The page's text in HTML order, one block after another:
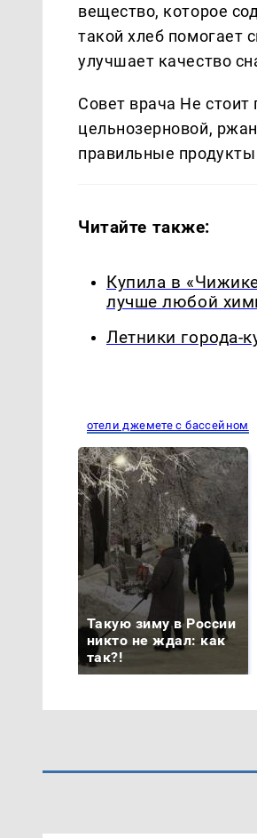
вещество, которое
такой хлеб помогает
улучшает качество
Совет врача Не
цельнозерновой,
правильные
Читайте также:
Купила в
лучше любой
Летники города-
отели джемете с бассейном
Такую зиму в России
никто не ждал: как
так?!